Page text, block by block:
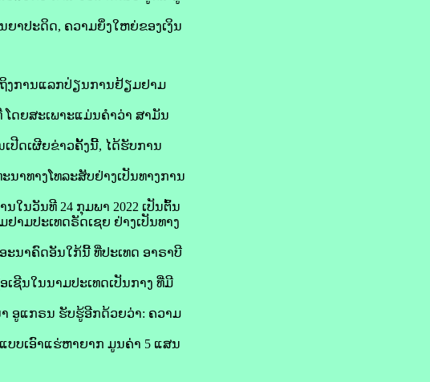
ຍາ​ປະດິດ, ຄວາມ​ຍິ່ງ​ໃຫຍ່​ຂອງ​ເງິນ​
ງ​ການ​ແລກປ່ຽນ​ການ​ຢ້ຽມຢາມ​
ດຍ​ສະເພາະ​ແມ່ນ​ຄຳ​ວ່າ ສາມັນ​
ປີດເຜີຍ​ຂ່າວ​ຄັ້ງ​ນີ້, ໄດ້​ຮັບ​ການ​
ນາ​ທາງ​ໂທລະສັບ​ຢ່າງ​ເປັນ​ທາງ​ການ
ໃນ​ວັນ​ທີ 24 ກຸມພາ 2022 ເປັນຕົ້ນ​
າມ​ປະເທດ​ຣັດ​ເຊຍ ຢ່າງ​ເປັນ​ທາງ​
ນາຄົດ​ອັນ​ໃກ້​ນີ້ ທີ່​ປະເທດ ອາ​ຣາ​ບີ
ຊີນ​ໃນ​ນາມ​ປະເທດ​ເປັນກາງ ທີ່​ມີ​
ອູ​ແກຣນ ຮັບ​ຮູ້​ອີກ​ດ້ວຍ​ວ່າ: ຄວາມ​
ບ​ເອົາ​ແຮ່​ຫາ​ຍາກ ມູນ​ຄ່າ 5 ແສນ​